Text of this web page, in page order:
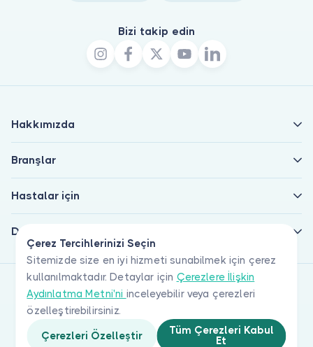
Çerez Tercihlerinizi Seçin
Sitemizde size en iyi hizmeti sunabilmek için çerez
kullanılmaktadır. Detaylar için Çerezlere İlişkin
Aydınlatma Metni'ni inceleyebilir veya çerezleri
özelleştirebilirsiniz.
Çerezleri Özelleştir
Tüm Çerezleri Kabul
Et
Bizi takip edin
Hakkımızda
Branşlar
Hastalar için
Doktorlar için